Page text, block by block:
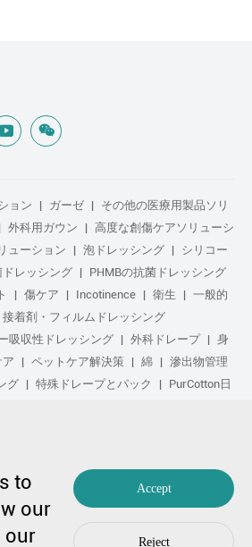
ョン ガーゼ
その他の医療用製品ソリ
外科用ガウン
高度な創傷ケアソリューシ
ューション 泡ドレッシング
シリコー
レッシング
PHMBの抗菌ドレッシング
傷ケア Incotinence 衛生
一般的
接着剤・フィルムドレッシング
吸収性ドレッシング 外科ドレープ
身
ペットケア解決策 綿
滲出物管理
グ
特殊ドレープとパック
PurCotton日
winner medical co ., ltd。著作権所有
编辑99770漫画 プライバシーポリシーを
to
our
our
Accept
Reject